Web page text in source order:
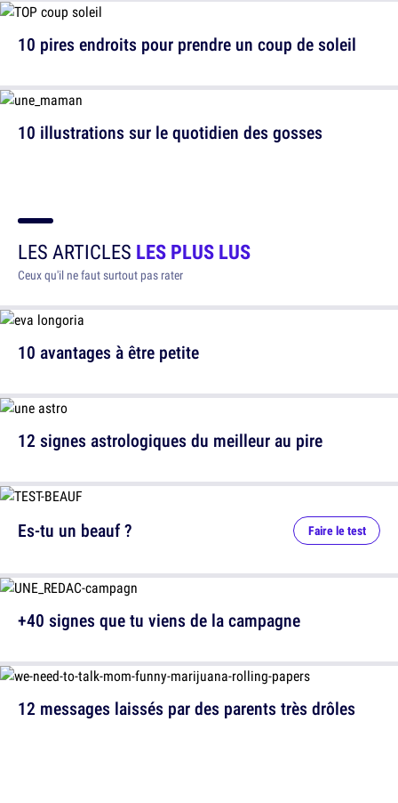
10 pires endroits pour prendre un coup de soleil
10 illustrations sur le quotidien des gosses
LES ARTICLES LES PLUS LUS
Ceux qu'il ne faut surtout pas rater
10 avantages à être petite
12 signes astrologiques du meilleur au pire
12 messages laissés par des parents très drôles
Es-tu un beauf ? Faire le test
+40 signes que tu viens de la campagne